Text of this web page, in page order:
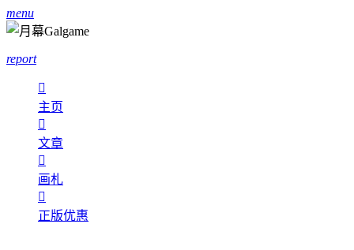
menu
report

主页

文章

画札

正版优惠